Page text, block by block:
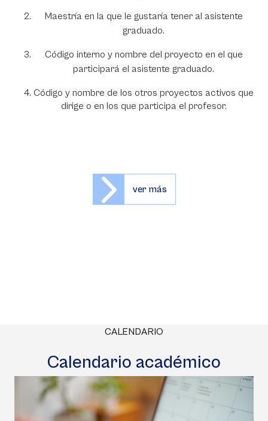
Maestría en la que le gustaría tener al asistente
graduado.
Código interno y nombre del proyecto en el que
participará el asistente graduado.
Código y nombre de los otros proyectos activos que
dirige o en los que participa el profesor.
ver más
CALENDARIO
Calendario académico